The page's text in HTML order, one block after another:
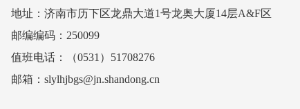
地址：济南市历下区龙鼎大道1号龙奥大厦14层A&F区
邮编编码：250099
值班电话：（0531）51708276
邮箱：slylhjbgs@jn.shandong.cn